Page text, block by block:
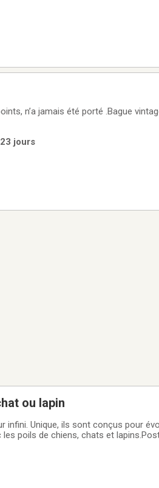
n’a jamais été porté .Bague
jours
ou lapin
Unique, ils sont conçus pour
poils de chiens, chats et